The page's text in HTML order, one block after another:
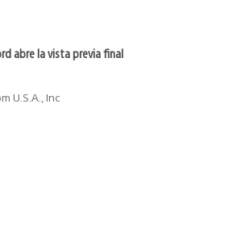
abre la vista previa final
U.S.A., Inc